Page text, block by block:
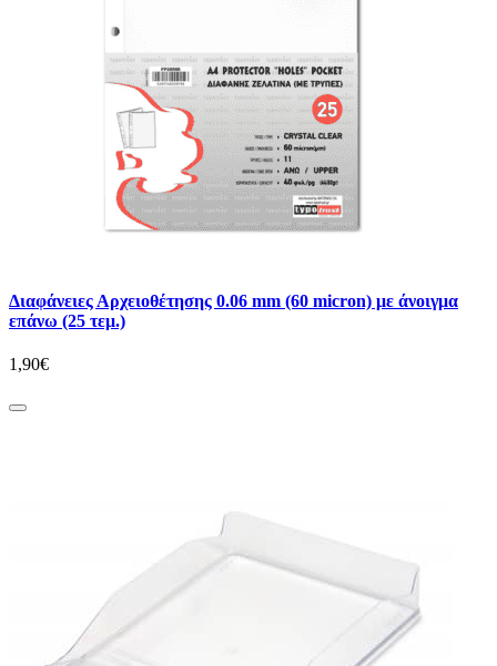
Διαφάνειες Αρχειοθέτησης 0.06 mm (60 micron) με άνοιγμα
επάνω (25 τεμ.)
1,90€